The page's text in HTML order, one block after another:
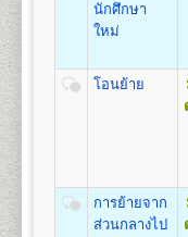
คณะสื่อสารมวลชน
เปิดสอนระดับปริญ
ศิลปศ
(สื่อสารมวลชน)
Communication)
เปิดสอน1สาขาวิ
เมื่อเสร็จสิ้นขั้นต
สมัครจะได้รับเอก
๑. ใบเสร็จรับเ
๒. ใบนัดรับบัตร
๓. หนังสือปฐม
อัตราค่าธรร
ทะเบียนเรีย
นักศึกษา
ใหม่
โอนย้าย
การย้ายจาก
ส่วนกลางไป